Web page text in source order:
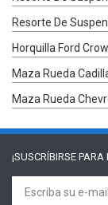
Resorte De
Horquilla Ford
Maza Rueda
Maza Rueda
¡SUSCRÍBIRSE PARA